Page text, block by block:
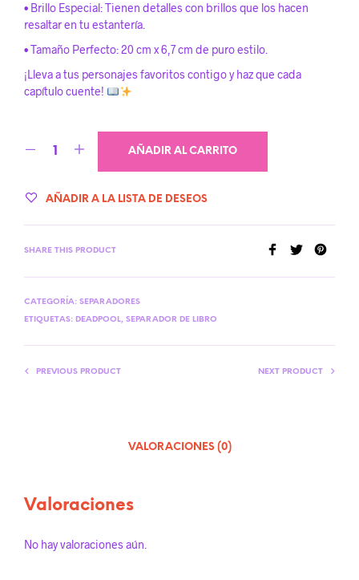
• Brillo Especial: Tienen detalles con brillos que los hacen
resaltar en tu estantería.
• Tamaño Perfecto: 20 cm x 6,7 cm de puro estilo.
¡Lleva a tus personajes favoritos contigo y haz que cada
capítulo cuente!
AÑADIR AL CARRITO
AÑADIR A LA LISTA DE DESEOS
SHARE THIS PRODUCT
CATEGORÍA: SEPARADORES
ETIQUETAS: DEADPOOL, SEPARADOR DE LIBRO
PREVIOUS PRODUCT NEXT PRODUCT
VALORACIONES (0)
Valoraciones
No hay valoraciones aún.